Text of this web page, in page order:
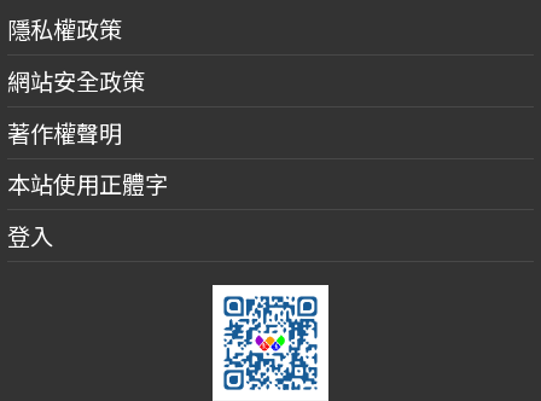
隱私權政策
網站安全政策
著作權聲明
本站使用正體字
登入